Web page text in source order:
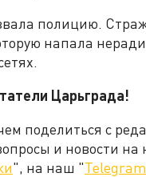
полицию.
напала
Царьграда!
поделиться с
и новости на
", на наш "